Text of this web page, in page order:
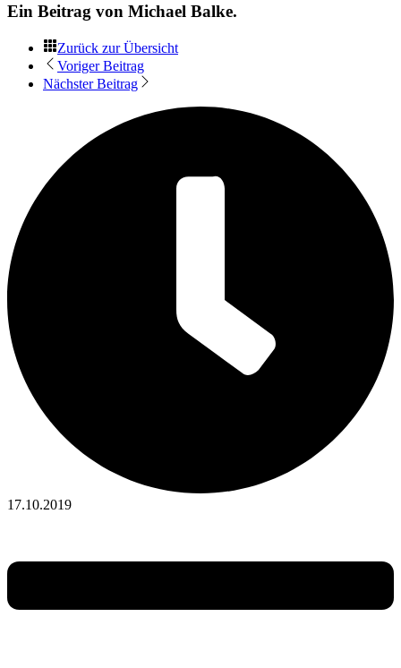
Ein Beitrag von Michael Balke.
Zurück zur Übersicht
Voriger Beitrag
Nächster Beitrag
17.10.2019